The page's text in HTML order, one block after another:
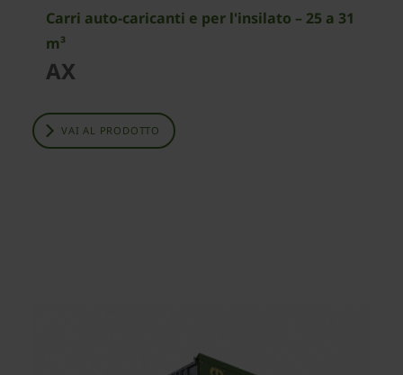
Carri auto-caricanti e per l'insilato – 25 a 31
m³
AX
VAI AL PRODOTTO